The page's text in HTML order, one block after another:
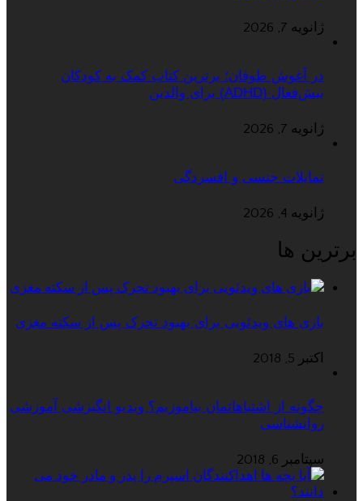
ژانویه 7, 2026
در آغوش طوفان؛ برترین کتاب کمک به کودکان
بیش‌فعال (ADHD) برای والدین
ژانویه 7, 2026
تمایلات جنسی و افسردگی
ژانویه 4, 2026
برترین ها
بازی های ویدئویی برای بهبود تحرک پس از سکته مغزی
اکتبر 5, 2018
چگونه از اشتباهاتمان بیاموزیم؟ ویدیو انگیزشی آموزشی
روانشناسی
سپتامبر 6, 2018